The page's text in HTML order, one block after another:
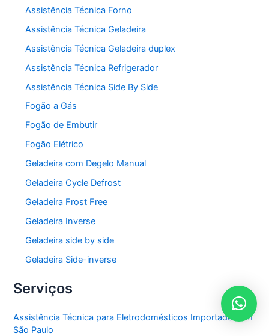
Assistência Técnica Forno
Assistência Técnica Geladeira
Assistência Técnica Geladeira duplex
Assistência Técnica Refrigerador
Assistência Técnica Side By Side
Fogão a Gás
Fogão de Embutir
Fogão Elétrico
Geladeira com Degelo Manual
Geladeira Cycle Defrost
Geladeira Frost Free
Geladeira Inverse
Geladeira side by side
Geladeira Side-inverse
Serviços
Assistência Técnica para Eletrodomésticos Importados em
São Paulo